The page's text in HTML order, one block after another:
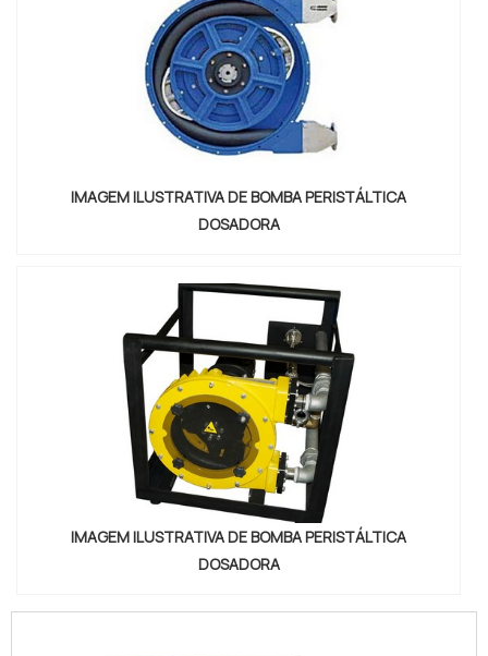
IMAGEM ILUSTRATIVA DE BOMBA PERISTÁLTICA
DOSADORA
IMAGEM ILUSTRATIVA DE BOMBA PERISTÁLTICA
DOSADORA